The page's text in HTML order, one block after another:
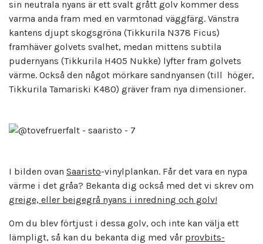
sin neutrala nyans är ett svalt grått golv kommer dess
varma anda fram med en varmtonad väggfärg. Vänstra
kantens djupt skogsgröna (Tikkurila N378 Ficus)
framhäver golvets svalhet, medan mittens subtila
pudernyans (Tikkurila H405 Nukke) lyfter fram golvets
värme. Också den något mörkare sandnyansen (till höger,
Tikkurila Tamariski K480) gräver fram nya dimensioner.
I bilden ovan Saaristo-vinylplankan. Får det vara en nypa
värme i det gråa? Bekanta dig också med det vi skrev om
greige, eller beigegrå nyans i inredning och golv!
Om du blev förtjust i dessa golv, och inte kan välja ett
lämpligt, så kan du bekanta dig med vår provbits-